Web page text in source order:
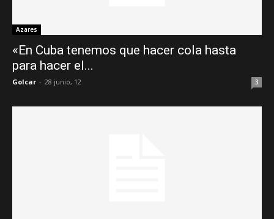
Azares
«En Cuba tenemos que hacer cola hasta
para hacer el...
Golcar - 28 junio, 12 3